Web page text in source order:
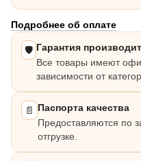
Подробнее об оплате
🛡️ Гарантия
Все товары имеют
зависимости от
📄 Паспорта качества
Предоставляются по
отгрузке.